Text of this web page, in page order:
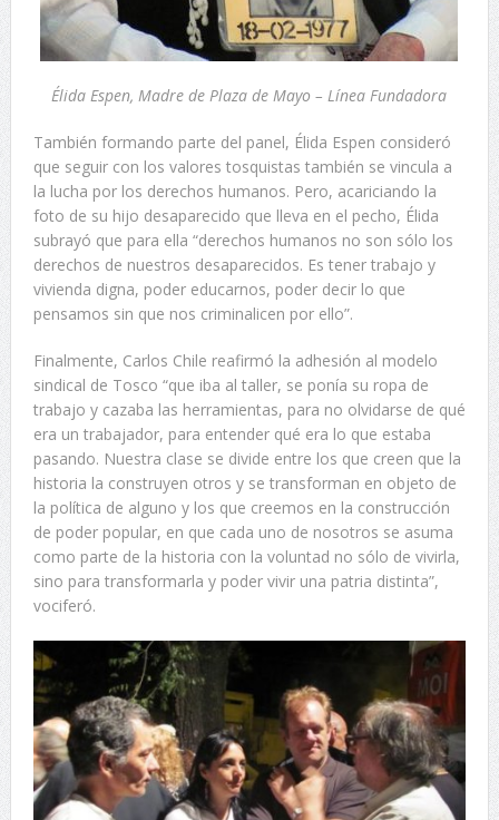
Élida Espen, Madre de Plaza de Mayo – Línea Fundadora
También formando parte del panel, Élida Espen consideró
que seguir con los valores tosquistas también se vincula a
la lucha por los derechos humanos. Pero, acariciando la
foto de su hijo desaparecido que lleva en el pecho, Élida
subrayó que para ella “derechos humanos no son sólo los
derechos de nuestros desaparecidos. Es tener trabajo y
vivienda digna, poder educarnos, poder decir lo que
pensamos sin que nos criminalicen por ello”.
Finalmente, Carlos Chile reafirmó la adhesión al modelo
sindical de Tosco “que iba al taller, se ponía su ropa de
trabajo y cazaba las herramientas, para no olvidarse de qué
era un trabajador, para entender qué era lo que estaba
pasando. Nuestra clase se divide entre los que creen que la
historia la construyen otros y se transforman en objeto de
la política de alguno y los que creemos en la construcción
de poder popular, en que cada uno de nosotros se asuma
como parte de la historia con la voluntad no sólo de vivirla,
sino para transformarla y poder vivir una patria distinta”,
vociferó.